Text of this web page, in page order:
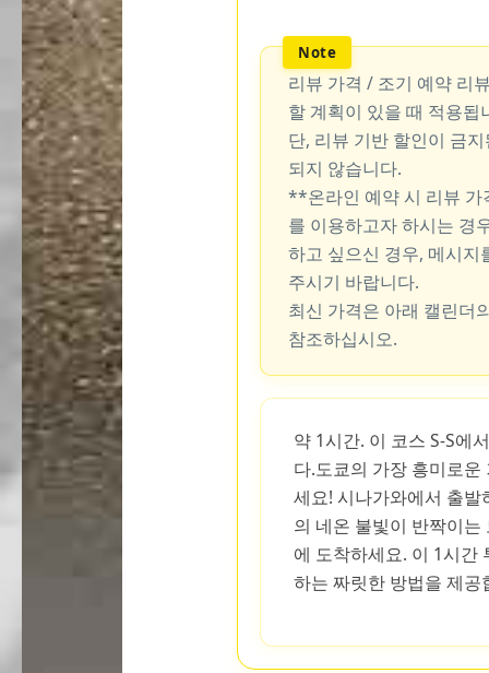
리뷰 가격 / 조기 예약 리
할 계획이 있을 때 적용됩
단, 리뷰 기반 할인이 금
되지 않습니다.
**온라인 예약 시 리뷰 가
를 이용하고자 하시는 경
하고 싶으신 경우, 메시지
주시기 바랍니다.
최신 가격은 아래 캘린더
참조하십시오.
약 1시간. 이 코스 S-S에
다.도쿄의 가장 흥미로
세요! 시나가와에서 출
의 네온 불빛이 반짝이
에 도착하세요. 이 1시간
하는 짜릿한 방법을 제공